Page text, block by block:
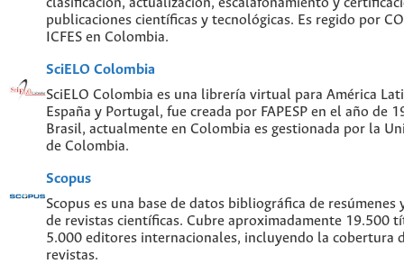
publicaciones científicas y tecnológicas. Es regido por
ICFES en Colombia.
SciELO Colombia
SciELO Colombia es una librería virtual para América
España y Portugal, fue creada por FAPESP en el año de
Brasil, actualmente en Colombia es gestionada por la
de Colombia.
Scopus
Scopus es una base de datos bibliográfica de
de revistas científicas. Cubre aproximadamente 19.500
5.000 editores internacionales, incluyendo la cobertura
revistas.